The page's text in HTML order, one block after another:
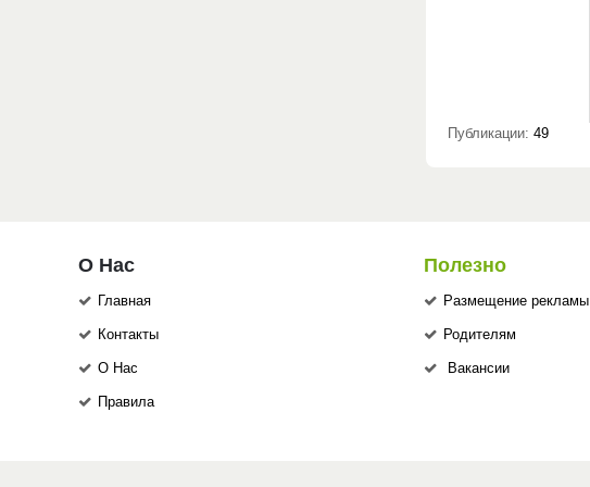
Публикации: 49
О Нас
Главная
Контакты
О Нас
Правила
Полезно
Размещение рекламы
Родителям
Вакансии